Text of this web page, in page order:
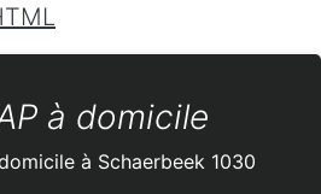
à domicile
à Schaerbeek 1030